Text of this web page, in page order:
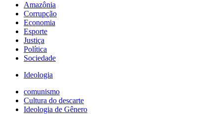
Amazônia
Corrupção
Economia
Esporte
Justiça
Política
Sociedade
Ideologia
comunismo
Cultura do descarte
Ideologia de Gênero